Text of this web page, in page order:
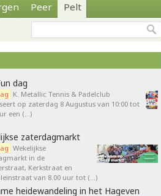
Peer Pelt
dag
K. Metallic Tennis & Padelclub
op zaterdag 8 Augustus van 10:00 tot
een (…)
zaterdagmarkt
Wekelijkse
in de
Kerkstraat en
van 8.00 uur tot (…)
heidewandeling in het Hageven